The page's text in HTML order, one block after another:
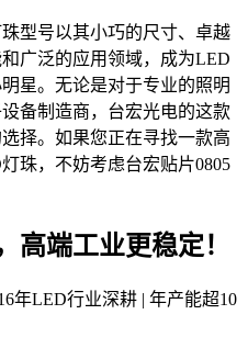
型号以其小巧的尺寸、卓越
广泛的应用领域，成为LED
星。无论是对于专业的照明
备制造商，台宏光电的这款
择。如果您正在寻找一款高
珠，不妨考虑台宏贴片0805
高端工业更稳定！
年LED行业深耕 | 年产能超10